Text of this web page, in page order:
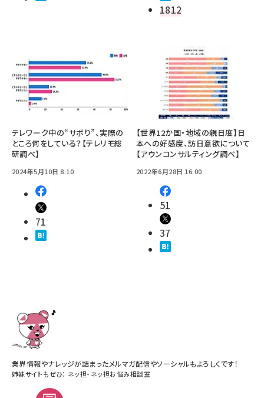
1812
テレワーク中の“サボり”、実際の
ところ何をしている？【テレリモ総
研調べ】
2024年5月10日 8:10
71
【世界12か国・地域の親日度】日
本への好感度、訪日意欲について
【アウンコンサルティング調べ】
2022年6月28日 16:00
51
37
業界情報やナレッジが詰まったメルマガ配信やソーシャルもよろしくです！
姉妹サイトもぜひ： ネッ担・ ネッ担お悩み相談室